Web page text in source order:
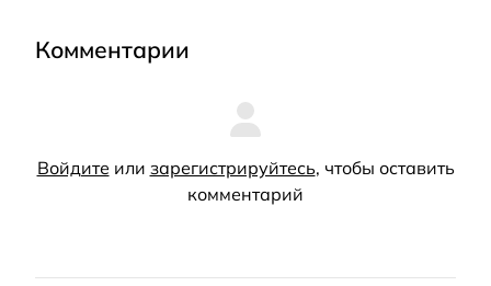
Комментарии
Войдите или зарегистрируйтесь, чтобы оставить
комментарий